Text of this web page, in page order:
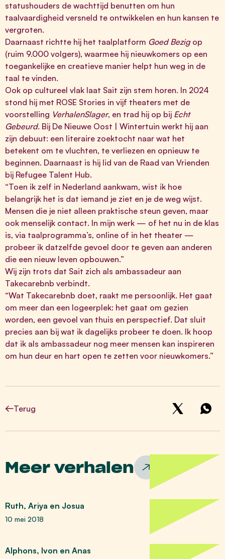
statushouders de wachttijd benutten om hun
taalvaardigheid versneld te ontwikkelen en hun kansen te
vergroten.
Daarnaast richtte hij het taalplatform Goed Bezigop
(ruim 9.000 volgers), waarmee hij nieuwkomers op een
toegankelijke en creatieve manier helpt hun weg in de
taal te vinden.
Ook op cultureel vlak laat Sait zijn stem horen. In 2024
stond hij met ROSE Stories in vijf theaters met de
voorstelling VerhalenSlager, en trad hij op bij Echt
Gebeurd. Bij De Nieuwe Oost | Wintertuin werkt hij aan
zijn debuut: een literaire zoektocht naar wat het
betekent om te vluchten, te verliezen en opnieuw te
beginnen. Daarnaast is hij lid van de Raad van Vrienden
bij Refugee Talent Hub.
“Toen ik zelf in Nederland aankwam, wist ik hoe
belangrijk het is dat iemand je ziet en je de weg wijst.
Mensen die je niet alleen praktische steun geven, maar
ook menselijk contact. In mijn werk — of het nu in de klas
is, via taalprogramma’s, online of in het theater —
probeer ik datzelfde gevoel door te geven aan anderen
die een nieuw leven opbouwen.”
Wij zijn trots dat Sait zich als ambassadeur aan
Takecarebnb verbindt.
“Wat Takecarebnb doet, raakt me persoonlijk. Het gaat
om meer dan een logeerplek: het gaat om gezien
worden, een gevoel van thuis en perspectief. Dat sluit
precies aan bij wat ik dagelijks probeer te doen. Ik hoop
dat ik als ambassadeur nog meer mensen kan inspireren
om hun deur en hart open te zetten voor nieuwkomers.”
Terug
Meer verhalen
Ruth, Ariya en Josua
10 mei 2018
Alphons, Ivon en Anas